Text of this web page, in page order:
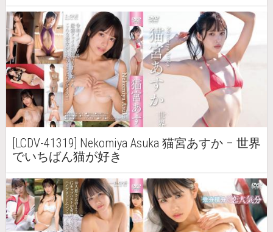
[LCDV-41319] Nekomiya Asuka 猫宮あすか – 世界
でいちばん猫が好き